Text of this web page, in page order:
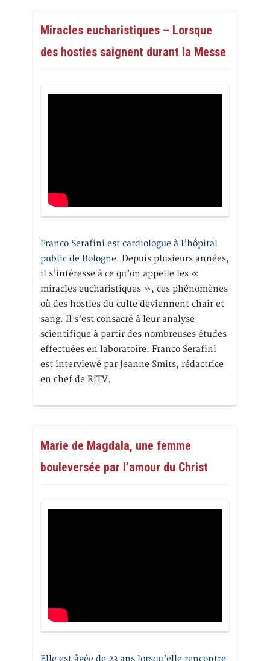
Miracles eucharistiques – Lorsque
des hosties saignent durant la Messe
Franco Serafini est cardiologue à l’hôpital
public de Bologne. Depuis plusieurs années,
il s’intéresse à ce qu’on appelle les «
miracles eucharistiques », ces phénomènes
où des hosties du culte deviennent chair et
sang. Il s’est consacré à leur analyse
scientifique à partir des nombreuses études
effectuées en laboratoire. Franco Serafini
est interviewé par Jeanne Smits, rédactrice
en chef de RiTV.
Marie de Magdala, une femme
bouleversée par l’amour du Christ
Elle est âgée de 23 ans lorsqu’elle rencontre